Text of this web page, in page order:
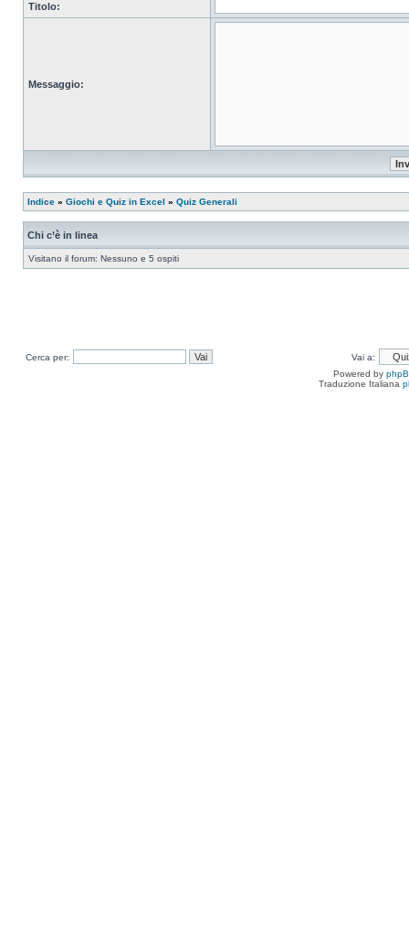
Titolo:
Messaggio:
Indice » Giochi e Quiz in Excel » Quiz Generali
Chi c’è in linea
Visitano il forum: Nessuno e 5 ospiti
Cerca per:
Vai a:
Powered by
Traduzione Italiana